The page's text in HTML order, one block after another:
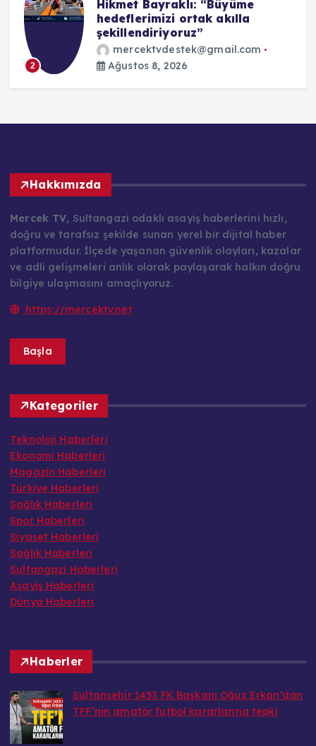
2
Hikmet Bayraklı: “Büyüme
hedeflerimizi ortak akılla
şekillendiriyoruz”
mercektvdestek@gmail.com
Ağustos 8, 2026
Hakkımızda
Mercek TV, Sultangazi odaklı asayiş haberlerini hızlı,
doğru ve tarafsız şekilde sunan yerel bir dijital haber
platformudur. İlçede yaşanan güvenlik olayları, kazalar
ve adli gelişmeleri anlık olarak paylaşarak halkın doğru
bilgiye ulaşmasını amaçlıyoruz.
https://mercektv.net
Başla
Kategoriler
Teknoloji Haberleri
Ekonomi Haberleri
Magazin Haberleri
Türkiye Haberleri
Sağlık Haberleri
Spor Haberleri
Siyaset Haberleri
Sağlık Haberleri
Sultangazi Haberleri
Asayiş Haberleri
Dünya Haberleri
Haberler
Sultanşehir 1453 FK Başkanı Oğuz Erkan’dan
TFF’nin amatör futbol kararlarına tepki